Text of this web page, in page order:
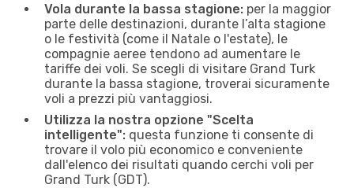
Vola durante la bassa stagione: per la maggior
parte delle destinazioni, durante l’alta stagione
o le festività (come il Natale o l'estate), le
compagnie aeree tendono ad aumentare le
tariffe dei voli. Se scegli di visitare Grand Turk
durante la bassa stagione, troverai sicuramente
voli a prezzi più vantaggiosi.
Utilizza la nostra opzione "Scelta
intelligente": questa funzione ti consente di
trovare il volo più economico e conveniente
dall'elenco dei risultati quando cerchi voli per
Grand Turk (GDT).